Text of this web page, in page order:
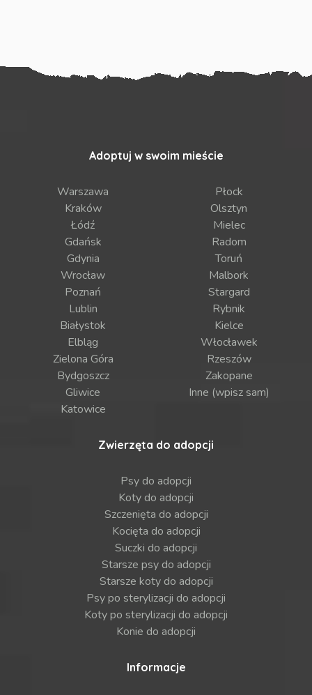
Adoptuj w swoim mieście
Warszawa
Kraków
Łódź
Gdańsk
Gdynia
Wrocław
Poznań
Lublin
Białystok
Elbląg
Zielona Góra
Bydgoszcz
Gliwice
Katowice
Płock
Olsztyn
Mielec
Radom
Toruń
Malbork
Stargard
Rybnik
Kielce
Włocławek
Rzeszów
Zakopane
Inne (wpisz sam)
Zwierzęta do adopcji
Psy do adopcji
Koty do adopcji
Szczenięta do adopcji
Kocięta do adopcji
Suczki do adopcji
Starsze psy do adopcji
Starsze koty do adopcji
Psy po sterylizacji do adopcji
Koty po sterylizacji do adopcji
Konie do adopcji
Informacje